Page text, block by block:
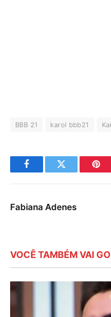
BBB 21 karol bbb21
FacebookTwitter
Fabiana Adenes
VOCÊ TAMBÉM VAI